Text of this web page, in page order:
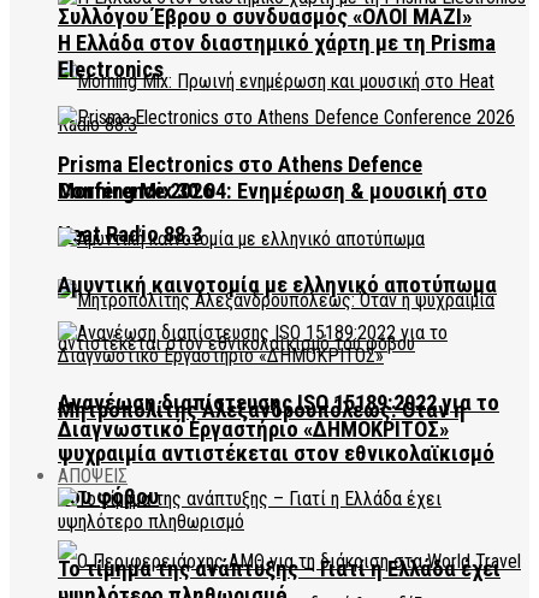
Συλλόγου Έβρου ο συνδυασμός «ΟΛΟΙ ΜΑΖΙ»
Morning Mix 30.04: Ενημέρωση & μουσική στο
Heat Radio 88.3
Μητροπολίτης Αλεξανδρουπόλεως: Όταν η
ψυχραιμία αντιστέκεται στον εθνικολαϊκισμό
του φόβου
Η Ελλάδα στον διαστημικό χάρτη με τη Prisma
Electronics
Prisma Electronics στο Athens Defence
Conference 2026
Αμυντική καινοτομία με ελληνικό αποτύπωμα
Ανανέωση διαπίστευσης ISO 15189:2022 για το
Διαγνωστικό Εργαστήριο «ΔΗΜΟΚΡΙΤΟΣ»
ΑΠΟΨΕΙΣ
Το τίμημα της ανάπτυξης – Γιατί η Ελλάδα έχει